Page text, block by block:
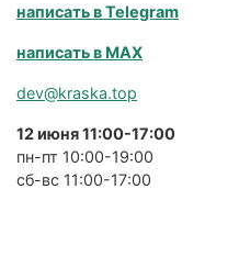
написать в Telegram
написать в MAX
dev@kraska.top
12 июня 11:00-17:00
пн-пт 10:00-19:00
сб-вс 11:00-17:00